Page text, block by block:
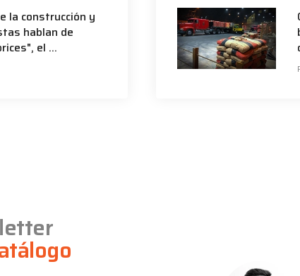
la construcción y
hablan de
el ...